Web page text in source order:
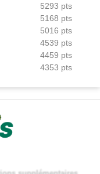
5293 pts
5168 pts
5016 pts
4539 pts
4459 pts
4353 pts